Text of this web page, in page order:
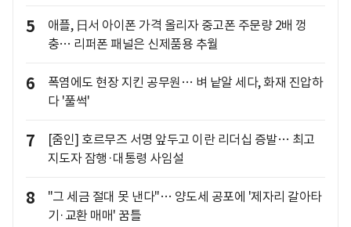
5
애플, 日서 아이폰 가격 올리자 중고폰 주문량 2배 껑
충… 리퍼폰 패널은 신제품용 추월
6
폭염에도 현장 지킨 공무원… 벼 낱알 세다, 화재 진압하
다 '풀썩'
7
[줌인] 호르무즈 서명 앞두고 이란 리더십 증발… 최고
지도자 잠행·대통령 사임설
8
"그 세금 절대 못 낸다"… 양도세 공포에 '제자리 갈아타
기·교환 매매' 꿈틀